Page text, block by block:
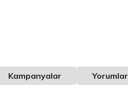
Kampanyalar Yorumlar